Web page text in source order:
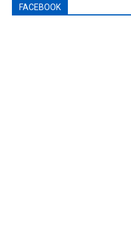
FACEBOOK